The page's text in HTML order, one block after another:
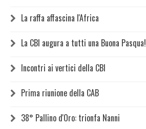
La raffa affascina l'Africa
La CBI augura a tutti una Buona Pasqua!
Incontri ai vertici della CBI
Prima riunione della CAB
38° Pallino d'Oro: trionfa Nanni